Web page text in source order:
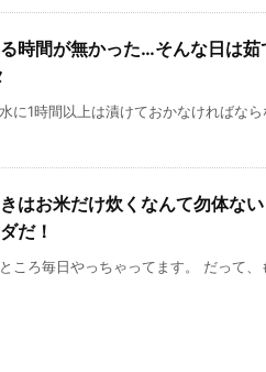
時間が無かった…そんな日は
に1時間以上は漬けておかなければな
はお米だけ炊くなんて勿体な
だ！
ころ毎日やっちゃってます。 だって